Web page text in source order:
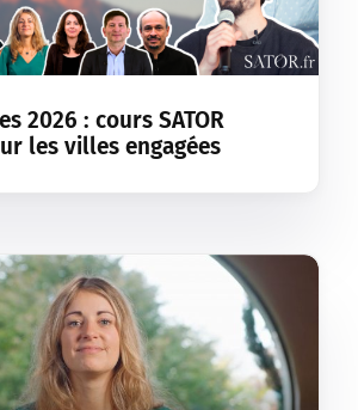
2026 : cours SATOR
les villes engagées